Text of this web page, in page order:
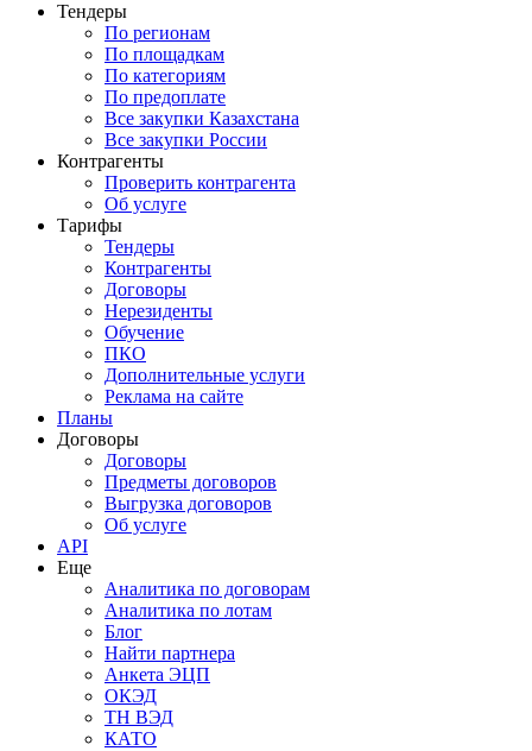
Тендеры
По регионам
По площадкам
По категориям
По предоплате
Все закупки Казахстана
Все закупки России
Контрагенты
Проверить контрагента
Об услуге
Тарифы
Тендеры
Контрагенты
Договоры
Нерезиденты
Обучение
ПКО
Дополнительные услуги
Реклама на сайте
Планы
Договоры
Договоры
Предметы договоров
Выгрузка договоров
Об услуге
API
Еще
Аналитика по договорам
Аналитика по лотам
Блог
Найти партнера
Анкета ЭЦП
ОКЭД
ТН ВЭД
КАТО